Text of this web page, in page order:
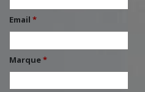
Email *
Marque*